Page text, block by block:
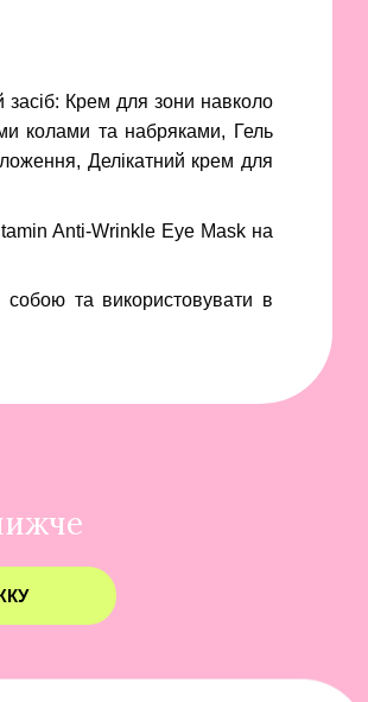
засіб: Крем для зони навколо
колами та набряками, Гель
Делікатний крем для
Anti-Wrinkle Eye Maskна
собою та використовувати в